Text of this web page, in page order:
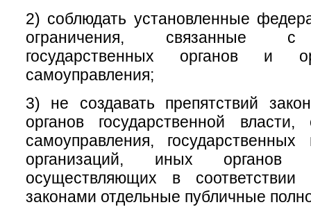
2) соблюдать установленные
ограничения, связанные с
государственных органов и
самоуправления;
3) не создавать препятствий
органов государственной власти,
самоуправления,
организаций, иных органов
осуществляющих в
законами отдельные публичные